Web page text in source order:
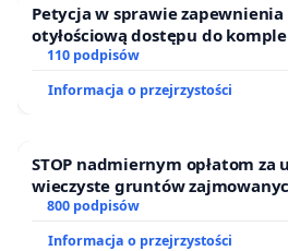
Petycja w sprawie
otyłościową dostępu do
oraz programów
110 podpisów
Informacja o przejrzystości
STOP nadmiernym opłatom za
wieczyste gruntów
ogrody działkowe.
800 podpisów
Informacja o przejrzystości